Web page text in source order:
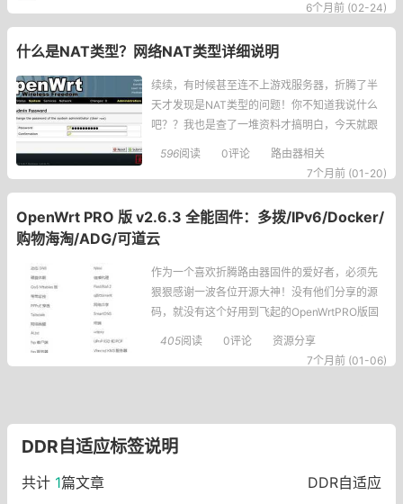
6个月前 (02-24)
什么是NAT类型？网络NAT类型详细说明
续续，有时候甚至连不上游戏服务器，折腾了半
天才发现是NAT类型的问题！你不知道我说什么
吧？？我也是查了一堆资料才搞明白，今天就跟
大家聊聊这个NAT到底是啥，还有不同类型的NA
T对游戏的影响，以及怎么改善！什么是NAT？N
个公网
596阅读 0评论
路由器相关
7个月前 (01-20)
OpenWrt PRO 版 v2.6.3 全能固件：多拨/IPv6/Docker/
购物海淘/ADG/可道云
作为一个喜欢折腾路由器固件的爱好者，必须先
狠狠感谢一波各位开源大神！没有他们分享的源
码，就没有这个好用到飞起的OpenWrtPRO版固
件。我自己用这个固件快半年了，从v2.5.0追到
现在的v2.6.3，每次更新都能感受到作者的用
405阅读 0评论
资源分享
7个月前 (01-06)
DDR自适应标签说明
共计 1篇文章 DDR自适应